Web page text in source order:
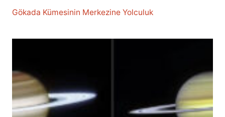
Gökada Kümesinin Merkezine Yolculuk